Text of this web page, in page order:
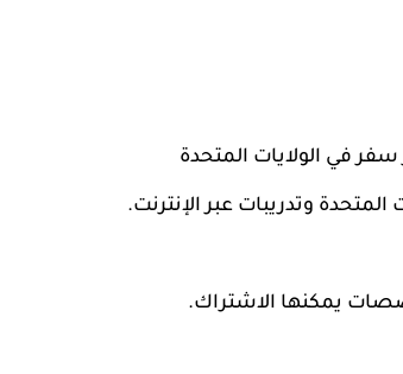
في الولايات المتحدة
وتدريبات عبر الإنترنت.
يمكنها الاشتراك.